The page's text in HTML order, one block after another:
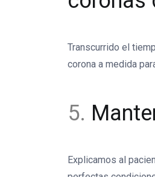
Transcurrido el
corona a medida
5.
Explicamos al